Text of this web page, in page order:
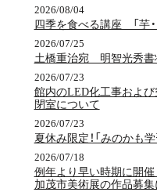
2026/08/04
四季を食べる講座 「芋
2026/07/25
土橋重治宛 明智光秀書
2026/07/23
館内のLED化工事およ
閉室について
2026/07/23
夏休み限定！「みのかも
2026/07/18
例年より早い時期に開
加茂市美術展の作品募